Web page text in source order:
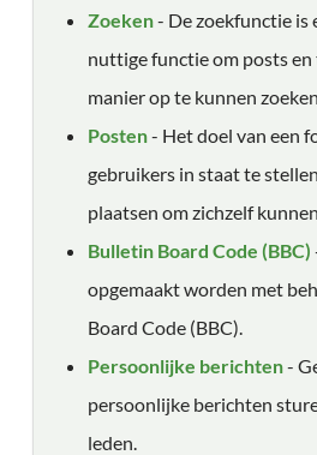
Zoeken- De zoekfunctie is
nuttige functie om posts en
manier op te kunnen
Posten- Het doel van een
gebruikers in staat te
plaatsen om zichzelf
Bulletin Board Code (BBC)
opgemaakt worden met
Board Code (BBC).
Persoonlijke berichten-
persoonlijke berichten
leden.